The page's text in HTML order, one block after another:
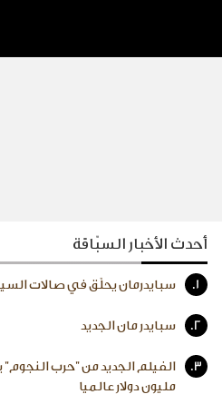
أحدث الأخبار السبّاقة
1. سبايدرمان يحلّق في صالات
2. سبايدر مان الجديد
3.
مليون دولار عالميا